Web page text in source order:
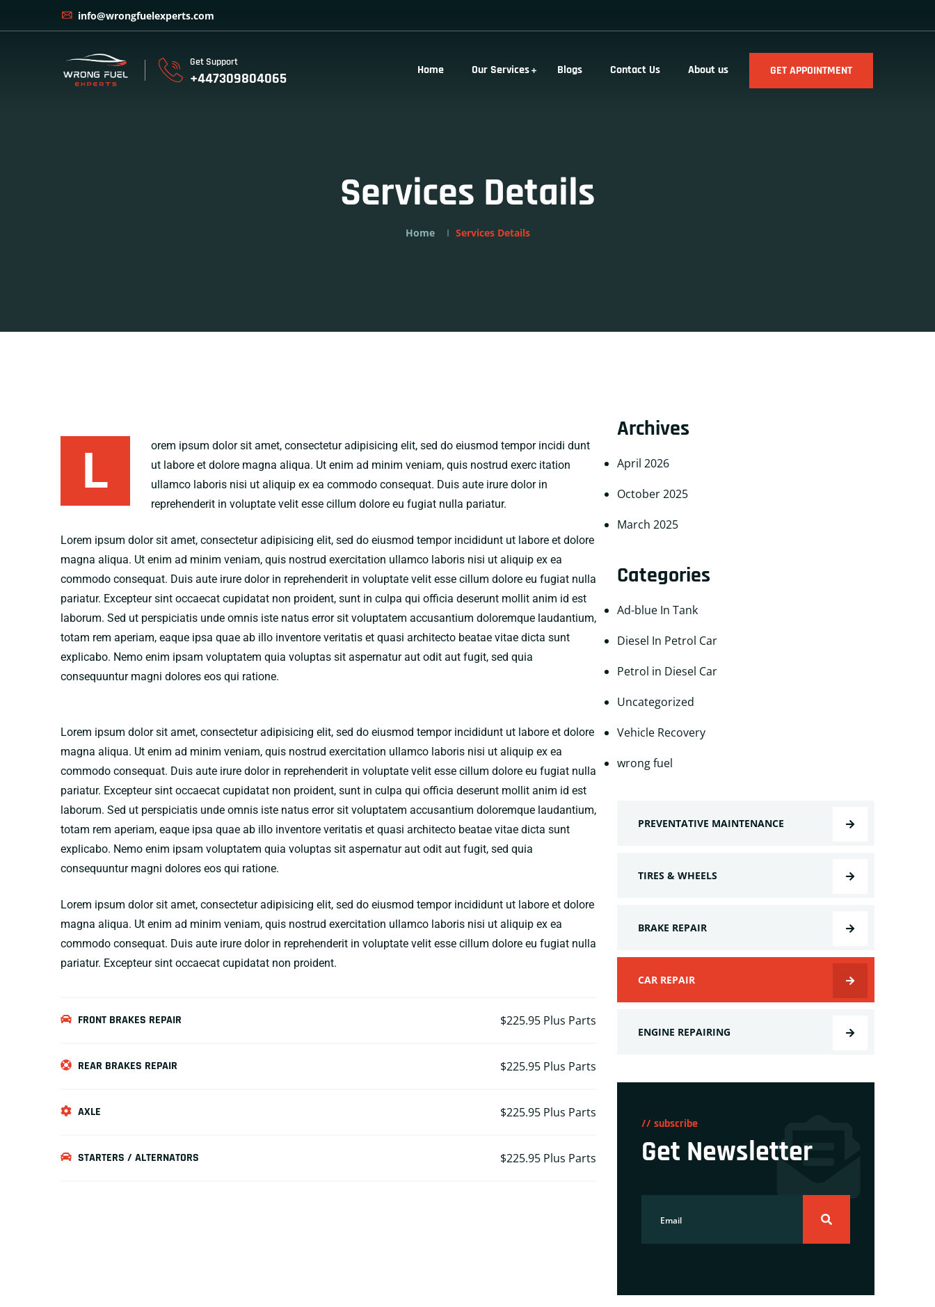
info@wrongfuelexperts.com
Get Support
+447309804065 Home Our Services Blogs Contact Us About us GET APPOINTMENT
Services Details
Home Services Details
L
orem ipsum dolor sit amet, consectetur adipisicing elit, sed do eiusmod tempor incidi dunt
ut labore et dolore magna aliqua. Ut enim ad minim veniam, quis nostrud exerc itation
ullamco laboris nisi ut aliquip ex ea commodo consequat. Duis aute irure dolor in
reprehenderit in voluptate velit esse cillum dolore eu fugiat nulla pariatur.
Lorem ipsum dolor sit amet, consectetur adipisicing elit, sed do eiusmod tempor incididunt ut labore et dolore
magna aliqua. Ut enim ad minim veniam, quis nostrud exercitation ullamco laboris nisi ut aliquip ex ea
commodo consequat. Duis aute irure dolor in reprehenderit in voluptate velit esse cillum dolore eu fugiat nulla
pariatur. Excepteur sint occaecat cupidatat non proident, sunt in culpa qui officia deserunt mollit anim id est
laborum. Sed ut perspiciatis unde omnis iste natus error sit voluptatem accusantium doloremque laudantium,
totam rem aperiam, eaque ipsa quae ab illo inventore veritatis et quasi architecto beatae vitae dicta sunt
explicabo. Nemo enim ipsam voluptatem quia voluptas sit aspernatur aut odit aut fugit, sed quia
consequuntur magni dolores eos qui ratione.
Lorem ipsum dolor sit amet, consectetur adipisicing elit, sed do eiusmod tempor incididunt ut labore et dolore
magna aliqua. Ut enim ad minim veniam, quis nostrud exercitation ullamco laboris nisi ut aliquip ex ea
commodo consequat. Duis aute irure dolor in reprehenderit in voluptate velit esse cillum dolore eu fugiat nulla
pariatur. Excepteur sint occaecat cupidatat non proident, sunt in culpa qui officia deserunt mollit anim id est
laborum. Sed ut perspiciatis unde omnis iste natus error sit voluptatem accusantium doloremque laudantium,
totam rem aperiam, eaque ipsa quae ab illo inventore veritatis et quasi architecto beatae vitae dicta sunt
explicabo. Nemo enim ipsam voluptatem quia voluptas sit aspernatur aut odit aut fugit, sed quia
consequuntur magni dolores eos qui ratione.
Lorem ipsum dolor sit amet, consectetur adipisicing elit, sed do eiusmod tempor incididunt ut labore et dolore
magna aliqua. Ut enim ad minim veniam, quis nostrud exercitation ullamco laboris nisi ut aliquip ex ea
commodo consequat. Duis aute irure dolor in reprehenderit in voluptate velit esse cillum dolore eu fugiat nulla
pariatur. Excepteur sint occaecat cupidatat non proident.
FRONT BRAKES REPAIR $225.95 Plus Parts
REAR BRAKES REPAIR $225.95 Plus Parts
AXLE $225.95 Plus Parts
STARTERS / ALTERNATORS $225.95 Plus Parts
Archives
April 2026
October 2025
March 2025
Categories
Ad-blue In Tank
Diesel In Petrol Car
Petrol in Diesel Car
Uncategorized
Vehicle Recovery
wrong fuel
PREVENTATIVE MAINTENANCE
TIRES & WHEELS
BRAKE REPAIR
CAR REPAIR
ENGINE REPAIRING
// subscribe
Get Newsletter